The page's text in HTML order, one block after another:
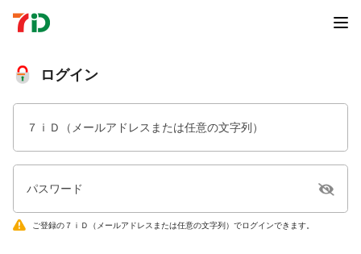
ログイン
７ｉＤ（メールアドレスまたは任意の文字列）
パスワード
ご登録の７ｉＤ（メールアドレスまたは任意の文字列）でログインできます。